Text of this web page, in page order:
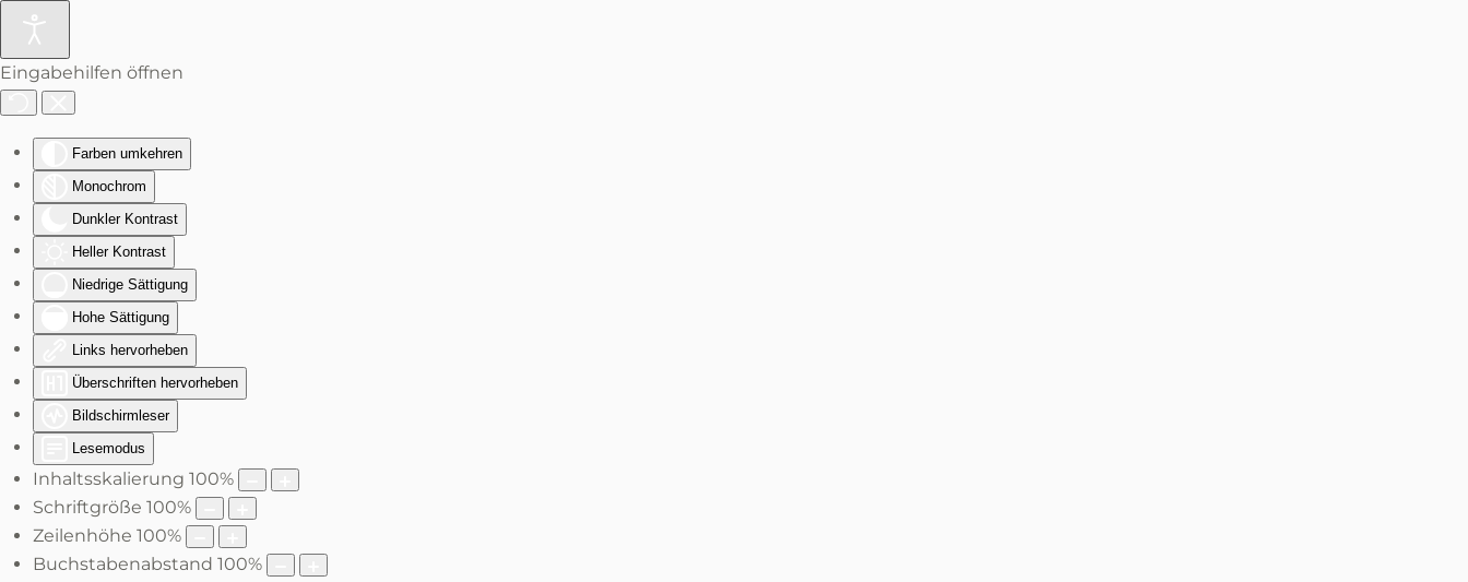
Eingabehilfen öffnen
Farben umkehren
Monochrom
Dunkler Kontrast
Heller Kontrast
Niedrige Sättigung
Hohe Sättigung
Links hervorheben
Überschriften hervorheben
Bildschirmleser
Lesemodus
Inhaltsskalierung 100%
Schriftgröße 100%
Zeilenhöhe 100%
Buchstabenabstand 100%
Zum Hauptinhalt springen